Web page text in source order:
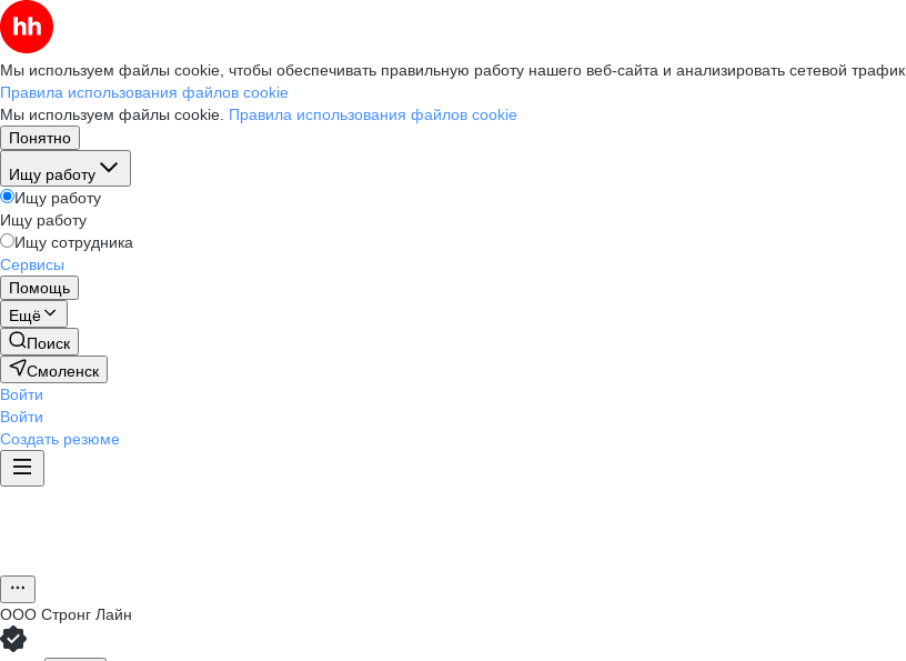
Мы используем файлы cookie, чтобы обеспечивать правильную работу нашего веб-сайта и анализировать сетевой трафик.
Правила использования файлов cookie
Мы используем файлы cookie. Правила использования файлов cookie
Понятно
Ищу работу
Ищу работу
Ищу работу
Ищу сотрудника
Сервисы
Помощь
Ещё
Поиск
Смоленск
Войти
Войти
Создать резюме
ООО Стронг Лайн